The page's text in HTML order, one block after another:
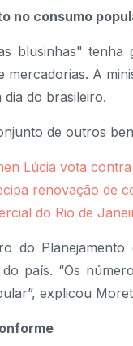
no consumo
blusinhas"
mercadorias. A
do brasileiro.
de outros
Lúcia vota
renovação de
do Rio de
do
país. “Os
explicou